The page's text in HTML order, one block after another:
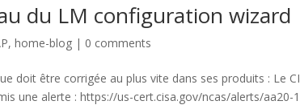
du LM configuration wizard
, home-blog | 0 comments
doit être corrigée au plus vite dans ses produits : Le
une alerte : https://us-cert.cisa.gov/ncas/alerts/aa20-